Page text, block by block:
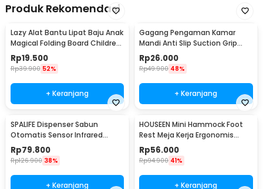
Produk Rekomendasi
Lazy Alat Bantu Lipat Baju Anak
Magical Folding Board Children
Cloth - 002
Rp19.500
Rp39.900 52%
+ Keranjang
Gagang Pengaman Kamar
Mandi Anti Slip Suction Grip
Handle Safety - SG-188
Rp26.000
Rp49.900 48%
+ Keranjang
SPALIFE Dispenser Sabun
Otomatis Sensor Infrared
Stainless Steel 250ml - AD-03
Rp79.800
Rp126.900 38%
+ Keranjang
HOUSEEN Mini Hammock Foot
Rest Meja Kerja Ergonomis
Sandaran Kaki
Rp56.000
Rp94.900 41%
+ Keranjang